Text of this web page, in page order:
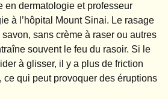
en dermatologie et professeur
à l’hôpital Mount Sinai. Le rasage
sans crème à raser ou autres
souvent le feu du rasoir. Si le
à glisser, il y a plus de friction
ce qui peut provoquer des éruptions